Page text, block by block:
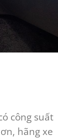
công suất
hãng xe